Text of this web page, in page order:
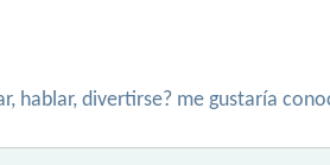
hablar, divertirse? me gustaría